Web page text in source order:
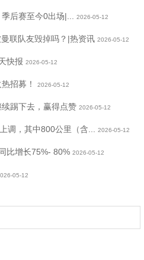
后赛至今0出场|... 2026-05-12
联队友毁掉吗？|热资讯 2026-05-12
快报 2026-05-12
招募！ 2026-05-12
踢下去，赢得点赞 2026-05-12
调，其中800公里（含... 2026-05-12
比增长75%- 80% 2026-05-12
05-12